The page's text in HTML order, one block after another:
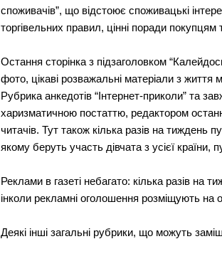
споживачів”, що відстоює споживацькі
торгівельних правил, цінні поради
Остання сторінка з підзаголовком
фото, цікаві розважальні матеріали з життя
Рубрика анкедотів “Інтернет-приколи” та
харизматичною постаттю, редактором
читачів. Тут також кілька разів на тиждень
якому беруть участь дівчата з усієї
Реклами в газеті небагато: кілька разів на
інколи рекламні оголошення розміщують на
Деякі інші загальні рубрики, що можуть